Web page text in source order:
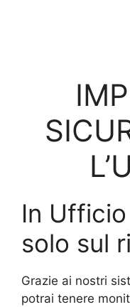
In
solo sul
Grazie ai nostri
potrai tenere